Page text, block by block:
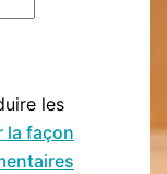
les
la façon